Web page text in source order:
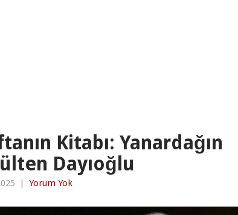
Kitabı: Yanardağın
Dayıoğlu
| Yorum Yok